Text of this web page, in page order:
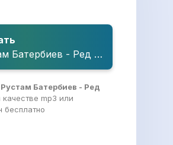
Рустам Батербиев - Ред флаг
Рустам Батербиев - Ред
качестве mp3 или
бесплатно